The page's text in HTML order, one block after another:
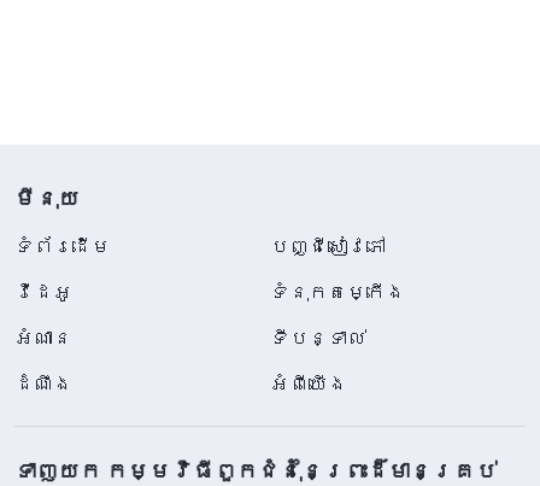
មីនុយ
ទំព័រ​ដើម
បញ្ជីសៀវភៅ
វីដេអូ
ទំនុកតម្កើង
អំណាន
ទីបន្ទាល់
ដំណឹង
អំពីយើង
ទាញយក កម្មវិធីពួកជំនុំនៃព្រះដ៏មានគ្រប់